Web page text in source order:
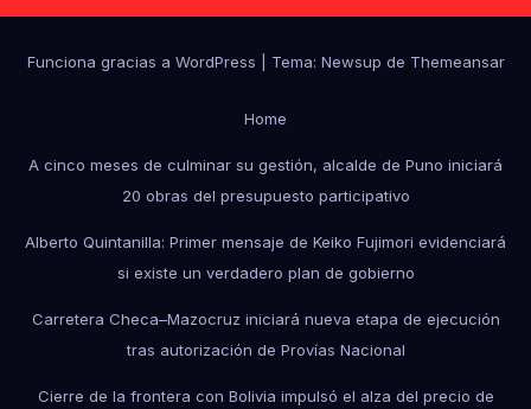
Funciona gracias a WordPress Tema: Newsup de Themeansar
Home
A cinco meses de culminar su gestión, alcalde de Puno iniciará
20 obras del presupuesto participativo
Alberto Quintanilla: Primer mensaje de Keiko Fujimori evidenciará
si existe un verdadero plan de gobierno
Carretera Checa–Mazocruz iniciará nueva etapa de ejecución
tras autorización de Provías Nacional
Cierre de la frontera con Bolivia impulsó el alza del precio de